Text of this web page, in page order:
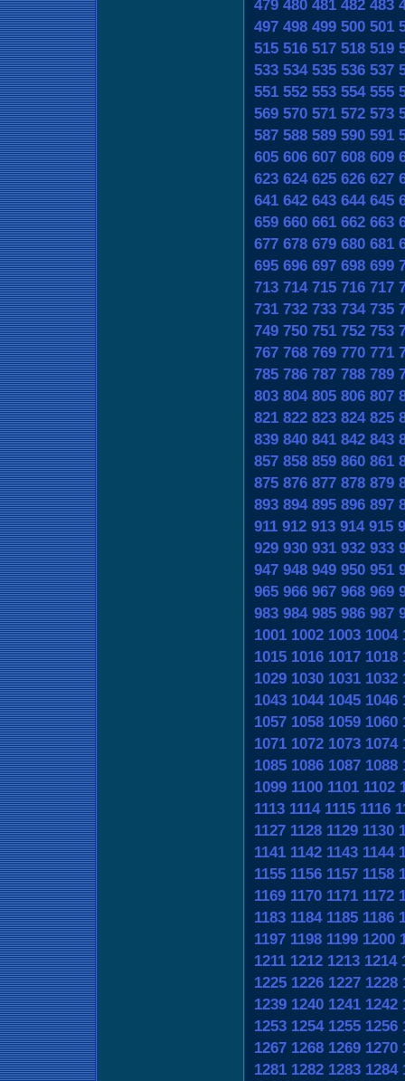
479 480 481 482 483
497 498 499 500 501
515 516 517 518 519
533 534 535 536 537
551 552 553 554 555
569 570 571 572 573
587 588 589 590 591
605 606 607 608 609
623 624 625 626 627
641 642 643 644 645
659 660 661 662 663
677 678 679 680 681
695 696 697 698 699
713 714 715 716 717
731 732 733 734 735
749 750 751 752 753
767 768 769 770 771
785 786 787 788 789
803 804 805 806 807
821 822 823 824 825
839 840 841 842 843
857 858 859 860 861
875 876 877 878 879
893 894 895 896 897
911 912 913 914 915
929 930 931 932 933
947 948 949 950 951
965 966 967 968 969
983 984 985 986 987
1001 1002 1003 1004
1015 1016 1017 1018
1029 1030 1031 1032
1043 1044 1045 1046
1057 1058 1059 1060
1071 1072 1073 1074
1085 1086 1087 1088
1099 1100 1101 1102
1113 1114 1115 1116
1127 1128 1129 1130
1141 1142 1143 1144
1155 1156 1157 1158
1169 1170 1171 1172
1183 1184 1185 1186
1197 1198 1199 1200
1211 1212 1213 1214
1225 1226 1227 1228
1239 1240 1241 1242
1253 1254 1255 1256
1267 1268 1269 1270
1281 1282 1283 1284